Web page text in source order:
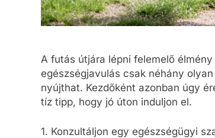
A futás útjára lépni felemelő
egészségjavulás csak néhány
nyújthat. Kezdőként azonban úgy
tíz tipp, hogy jó úton induljon el.
1. Konzultáljon egy egészségügyi